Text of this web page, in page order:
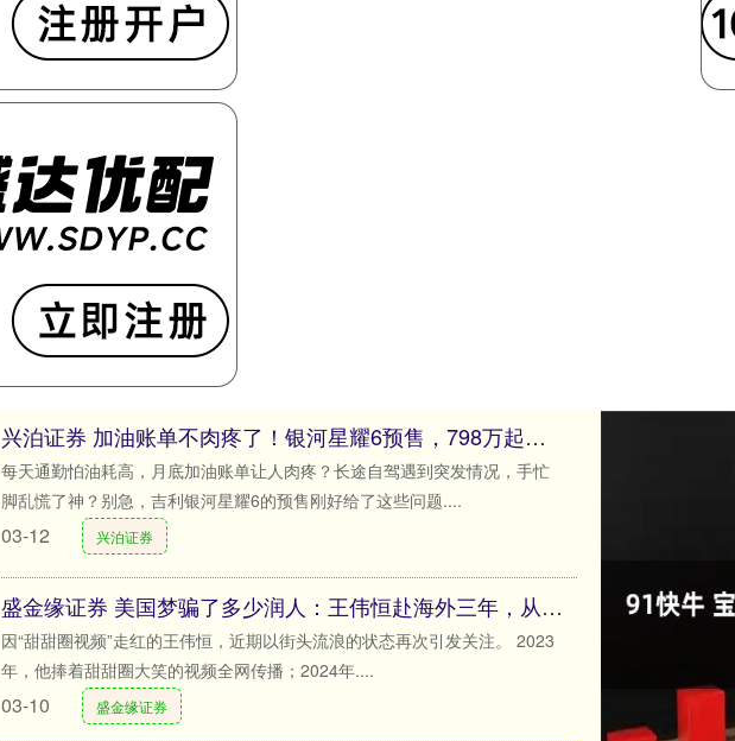
兴泊证券 加油账单不肉疼了！银河星耀6预售，798万起开启省心家用模式
每天通勤怕油耗高，月底加油账单让人肉疼？长途自驾遇到突发情况，手忙
脚乱慌了神？别急，吉利银河星耀6的预售刚好给了这些问题....
03-12 兴泊证券
盛金缘证券 美国梦骗了多少润人：王伟恒赴海外三年，从国内中产跌成流浪者？
因“甜甜圈视频”走红的王伟恒，近期以街头流浪的状态再次引发关注。 2023
年，他捧着甜甜圈大笑的视频全网传播；2024年....
03-10 盛金缘证券